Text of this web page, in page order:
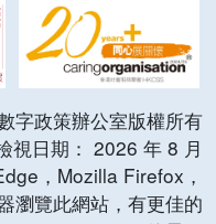
字政策辦公室版權所有
視日期： 2026 年 8 月
，Mozilla Firefox，
瀏覽此網站，有更佳的